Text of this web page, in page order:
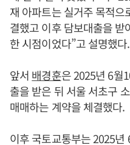
재 아파트는 실거주 목적
결했고 이후 담보대출을
한 시점이었다”고 설명했다.
앞서 배경훈은 2025년 6월
출을 받은 뒤 서울 서초구
매매하는 계약을 체결했다.
이후 국토교통부는 2025